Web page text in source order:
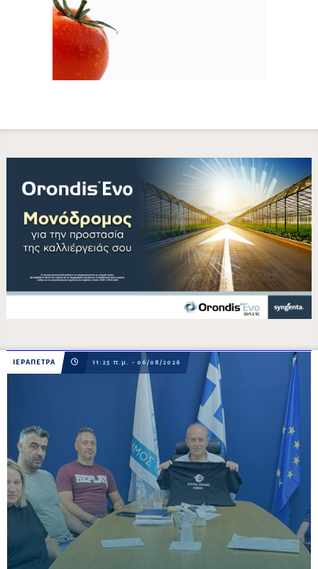
ΙΕΡΑΠΕΤΡΑ 11:25 π.μ. - 06/08/2026